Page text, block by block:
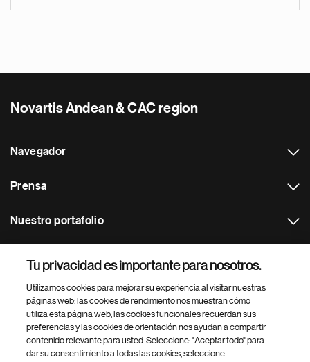
Novartis Andean & CAC region
Navegador
Prensa
Nuestro portafolio
Footer Site Search
Tu privacidad es importante para nosotros.
Utilizamos cookies para mejorar su experiencia al visitar nuestras
páginas web: las cookies de rendimiento nos muestran cómo
utiliza esta página web, las cookies funcionales recuerdan sus
preferencias y las cookies de orientación nos ayudan a compartir
contenido relevante para usted. Seleccione: "Aceptar todo" para
dar su consentimiento a todas las cookies, seleccione